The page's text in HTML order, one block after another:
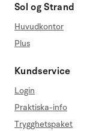
Sol og Strand
Huvudkontor
Plus
Kundservice
Login
Praktiska-info
Trygghetspaket